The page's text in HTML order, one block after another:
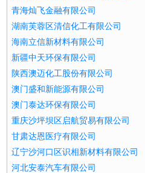
青海灿飞金融有限公司
湖南芙蓉区清信化工有限公司
海南立信新材料有限公司
新疆中天环保有限公司
陕西澳迈化工股份有限公司
澳门盛和新能源有限公司
澳门泰达环保有限公司
重庆沙坪坝区启航贸易有限公司
甘肃达恩医疗有限公司
辽宁沙河口区识相新材料有限公司
河北安泰汽车有限公司